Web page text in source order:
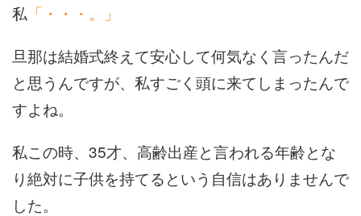
私 「・・・。」
旦那は結婚式終えて安心して何気なく言ったんだ
と思うんですが、私すごく頭に来てしまったんで
すよね。
私この時、35才、高齢出産と言われる年齢とな
り絶対に子供を持てるという自信はありませんで
した。